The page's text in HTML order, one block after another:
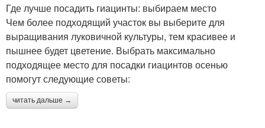
Где лучше посадить гиацинты: выбираем место
Чем более подходящий участок вы выберите для
выращивания луковичной культуры, тем красивее и
пышнее будет цветение. Выбрать максимально
подходящее место для посадки гиацинтов осенью
помогут следующие советы:
читать дальше →